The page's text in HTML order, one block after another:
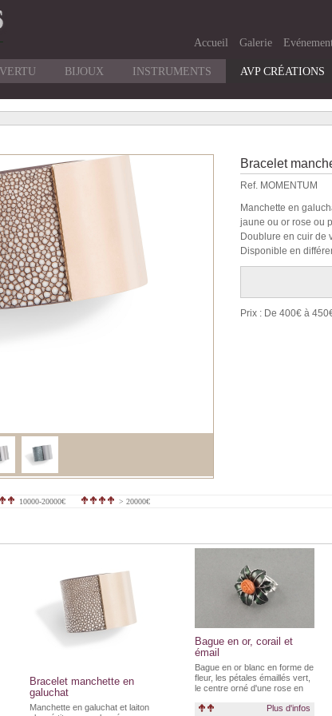
Accueil Galerie
BIJOUX INSTRUMENTS AVP CRÉATIONS
Bracelet
Ref. MOMENTUM
Manchette en
jaune ou or rose ou
Doublure en cuir de
Disponible en
Prix : De 400€ à
10000-20000€ > 20000€
Bracelet manchette en
galuchat
Manchette en galuchat et laiton
Bague en or, corail et
émail
Bague en or blanc en forme de
fleur, les pétales émaillés vert,
le centre orné d'une rose en
branches.
Plus d'infos